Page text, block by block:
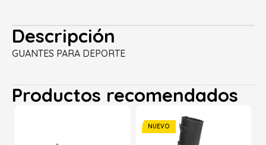
Descripción
GUANTES PARA DEPORTE
Productos recomendados
NUEVO